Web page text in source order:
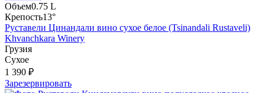
Объем0.75 L
Крепость13°
Руставели Цинандали вино сухое белое (Tsinandali Rustaveli)
Khvanchkara Winery
Грузия
Сухое
1 390 ₽
Зарезервировать